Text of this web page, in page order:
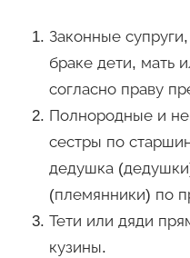
Законные
браке дети, мать
согласно праву
Полнородные и
сестры по
дедушка
(племянники) по
Тети или дяди
кузины.